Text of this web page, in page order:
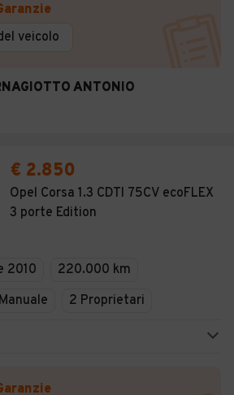
veicolo
ANTONIO
€ 2.850
Opel Corsa 1.3 CDTI 75CV ecoFLEX
3 porte Edition
2010
220.000 km
Manuale 2 Proprietari